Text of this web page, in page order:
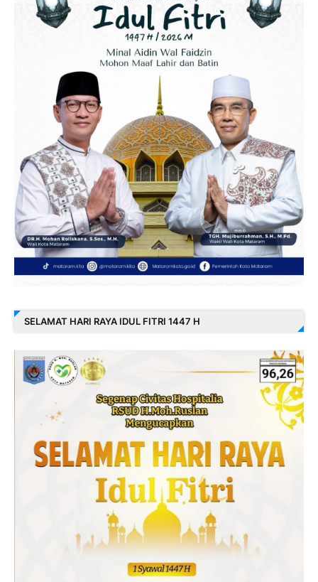
SELAMAT HARI RAYA IDUL FITRI 1447 H